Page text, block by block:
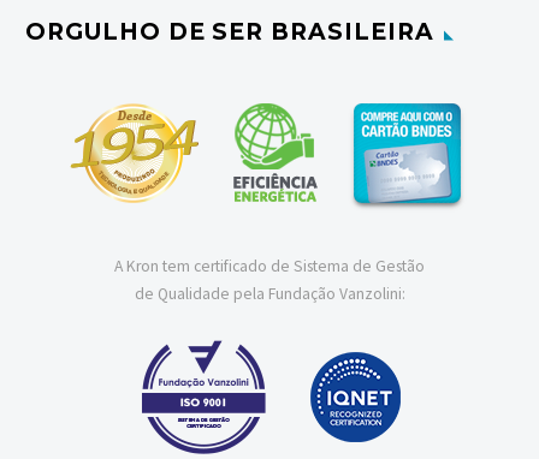
ORGULHO DE SER BRASILEIRA
A Kron tem certificado de Sistema de Gestão
de Qualidade pela Fundação Vanzolini: